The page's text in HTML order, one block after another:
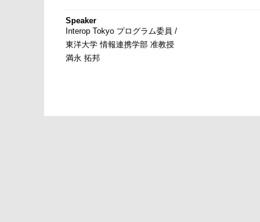
Speaker
Interop Tokyo プログラム委員 /
東洋大学 情報連携学部 准教授
満永 拓邦